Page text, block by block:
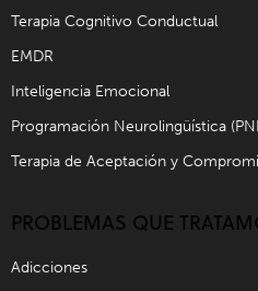
Terapia Cognitivo Conductual
EMDR
Inteligencia Emocional
Programación Neurolingüística
Terapia de Aceptación y
PROBLEMAS QUE
Adicciones